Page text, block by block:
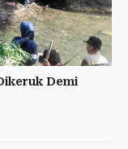
Demi